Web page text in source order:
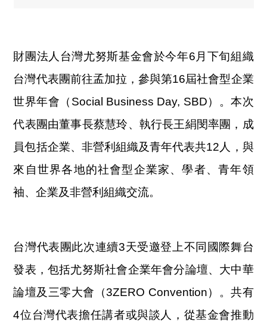
財團法人台灣尤努斯基金會於今年6月下旬組織
台灣代表團前往孟加拉，參與第16屆社會型企業
世界年會（Social Business Day, SBD）。本次
代表團由董事長蔡慧玲、執行長王絹閔率團，成
員包括企業、非營利組織及青年代表共12人，與
來自世界各地的社會型企業家、學者、青年領
袖、企業及非營利組織交流。
台灣代表團此次連續3天受邀登上不同國際舞台
發表，包括尤努斯社會企業年會分論壇、大中華
論壇及三零大會（3ZERO Convention）。共有
4位台灣代表擔任講者或與談人，從基金會推動